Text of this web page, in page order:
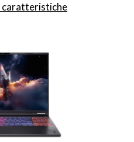
caratteristiche